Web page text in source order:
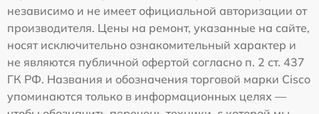
независимо и не имеет официальной авторизации от
производителя. Цены на ремонт, указанные на сайте,
носят исключительно ознакомительный характер и
не являются публичной офертой согласно п. 2 ст. 437
ГК РФ. Названия и обозначения торговой марки Cisco
упоминаются только в информационных целях —